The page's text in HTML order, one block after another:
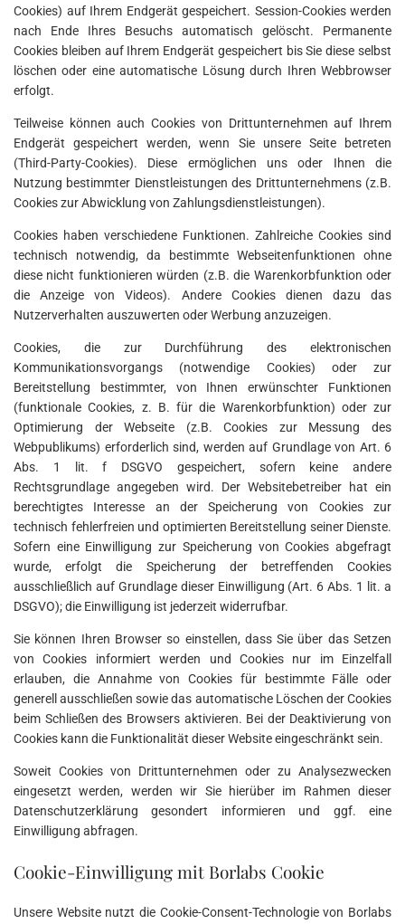
Cookies) auf Ihrem Endgerät gespeichert. Session-Cookies werden
nach Ende Ihres Besuchs automatisch gelöscht. Permanente
Cookies bleiben auf Ihrem Endgerät gespeichert bis Sie diese selbst
löschen oder eine automatische Lösung durch Ihren Webbrowser
erfolgt.
Teilweise können auch Cookies von Drittunternehmen auf Ihrem
Endgerät gespeichert werden, wenn Sie unsere Seite betreten
(Third-Party-Cookies). Diese ermöglichen uns oder Ihnen die
Nutzung bestimmter Dienstleistungen des Drittunternehmens (z.B.
Cookies zur Abwicklung von Zahlungsdienstleistungen).
Cookies haben verschiedene Funktionen. Zahlreiche Cookies sind
technisch notwendig, da bestimmte Webseitenfunktionen ohne
diese nicht funktionieren würden (z.B. die Warenkorbfunktion oder
die Anzeige von Videos). Andere Cookies dienen dazu das
Nutzerverhalten auszuwerten oder Werbung anzuzeigen.
Cookies, die zur Durchführung des elektronischen
Kommunikationsvorgangs (notwendige Cookies) oder zur
Bereitstellung bestimmter, von Ihnen erwünschter Funktionen
(funktionale Cookies, z. B. für die Warenkorbfunktion) oder zur
Optimierung der Webseite (z.B. Cookies zur Messung des
Webpublikums) erforderlich sind, werden auf Grundlage von Art. 6
Abs. 1 lit. f DSGVO gespeichert, sofern keine andere
Rechtsgrundlage angegeben wird. Der Websitebetreiber hat ein
berechtigtes Interesse an der Speicherung von Cookies zur
technisch fehlerfreien und optimierten Bereitstellung seiner Dienste.
Sofern eine Einwilligung zur Speicherung von Cookies abgefragt
wurde, erfolgt die Speicherung der betreffenden Cookies
ausschließlich auf Grundlage dieser Einwilligung (Art. 6 Abs. 1 lit. a
DSGVO); die Einwilligung ist jederzeit widerrufbar.
Sie können Ihren Browser so einstellen, dass Sie über das Setzen
von Cookies informiert werden und Cookies nur im Einzelfall
erlauben, die Annahme von Cookies für bestimmte Fälle oder
generell ausschließen sowie das automatische Löschen der Cookies
beim Schließen des Browsers aktivieren. Bei der Deaktivierung von
Cookies kann die Funktionalität dieser Website eingeschränkt sein.
Soweit Cookies von Drittunternehmen oder zu Analysezwecken
eingesetzt werden, werden wir Sie hierüber im Rahmen dieser
Datenschutzerklärung gesondert informieren und ggf. eine
Einwilligung abfragen.
Cookie-Einwilligung mit Borlabs Cookie
Unsere Website nutzt die Cookie-Consent-Technologie von Borlabs